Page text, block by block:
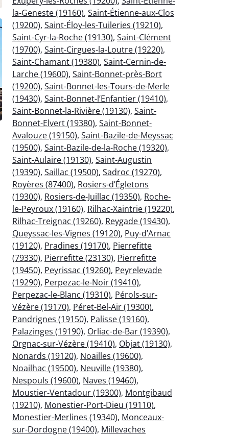
la-Geneste (19160), Saint-Étienne-aux-Clos
(19200), Saint-Éloy-les-Tuileries (19210),
Saint-Cyr-la-Roche (19130), Saint-Clément
(19700), Saint-Cirgues-la-Loutre (19220),
Saint-Chamant (19380), Saint-Cernin-de-
Larche (19600), Saint-Bonnet-près-Bort
(19200), Saint-Bonnet-les-Tours-de-Merle
(19430), Saint-Bonnet-l’Enfantier (19410),
Saint-Bonnet-la-Rivière (19130), Saint-
Bonnet-Elvert (19380), Saint-Bonnet-
Avalouze (19150), Saint-Bazile-de-Meyssac
(19500), Saint-Bazile-de-la-Roche (19320),
Saint-Aulaire (19130), Saint-Augustin
(19390), Saillac (19500), Sadroc (19270),
Royères (87400), Rosiers-d’Égletons
(19300), Rosiers-de-Juillac (19350), Roche-
le-Peyroux (19160), Rilhac-Xaintrie (19220),
Rilhac-Treignac (19260), Reygade (19430),
Queyssac-les-Vignes (19120), Puy-d’Arnac
(19120), Pradines (19170), Pierrefitte
(79330), Pierrefitte (23130), Pierrefitte
(19450), Peyrissac (19260), Peyrelevade
(19290), Perpezac-le-Noir (19410),
Perpezac-le-Blanc (19310), Pérols-sur-
Vézère (19170), Péret-Bel-Air (19300),
Pandrignes (19150), Palisse (19160),
Palazinges (19190), Orliac-de-Bar (19390),
Orgnac-sur-Vézère (19410), Objat (19130),
Nonards (19120), Noailles (19600),
Noailhac (19500), Neuville (19380),
Nespouls (19600), Naves (19460),
Moustier-Ventadour (19300), Montgibaud
(19210), Monestier-Port-Dieu (19110),
Monestier-Merlines (19340), Monceaux-
sur-Dordogne (19400), Millevaches